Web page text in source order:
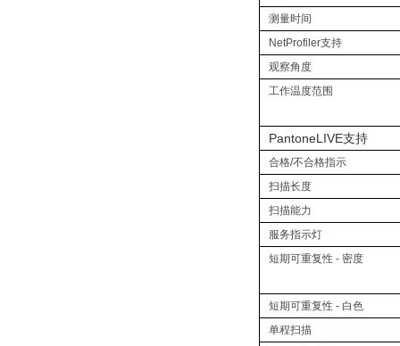
测量时间
NetProfiler支持
观察角度
工作温度范围
PantoneLIVE支持
合格/不合格指示
扫描长度
扫描能力
服务指示灯
短期可重复性 - 密度
短期可重复性 - 白色
单程扫描